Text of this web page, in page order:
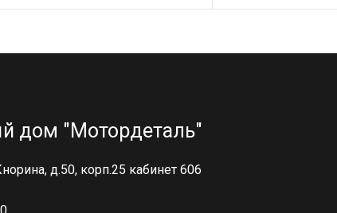
дом "Мотордеталь"
д.50, корп.25 кабинет 606